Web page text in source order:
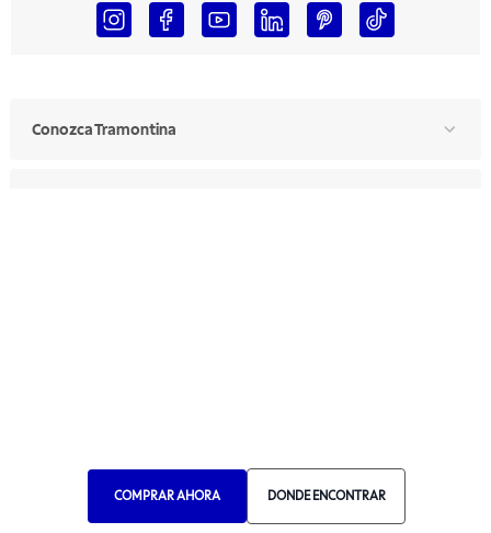
COMPRAR AHORA DONDE ENCONTRAR
Conozca Tramontina
Donde Encontrar